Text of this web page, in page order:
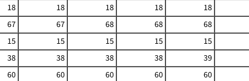
18 18 18 18
18
67 67 68 68
68
15 15 15 15
15
38 38 38 38
39
60 60 60 60
60